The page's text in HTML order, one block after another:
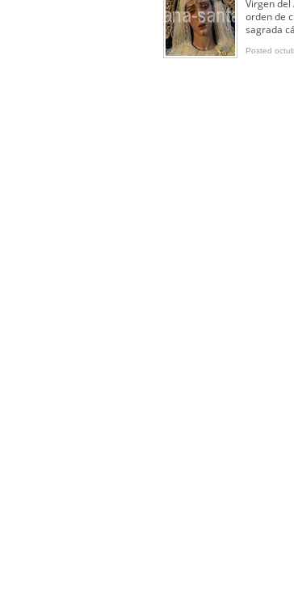
Solemne y
Función
Besapié y
Virgen del
orden de
sagrada
Posted